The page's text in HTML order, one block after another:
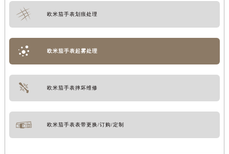
欧米茄手表划痕处理
欧米茄手表起雾处理
欧米茄手表摔坏维修
欧米茄手表表带更换/订购/定制